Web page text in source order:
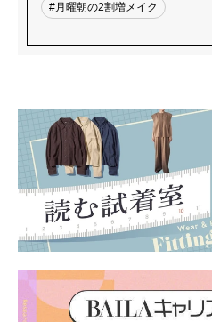
#月曜朝の2割増メイク